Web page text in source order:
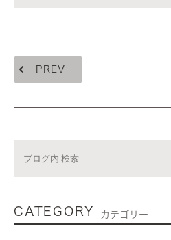
PREV
CATEGORY カテゴリー